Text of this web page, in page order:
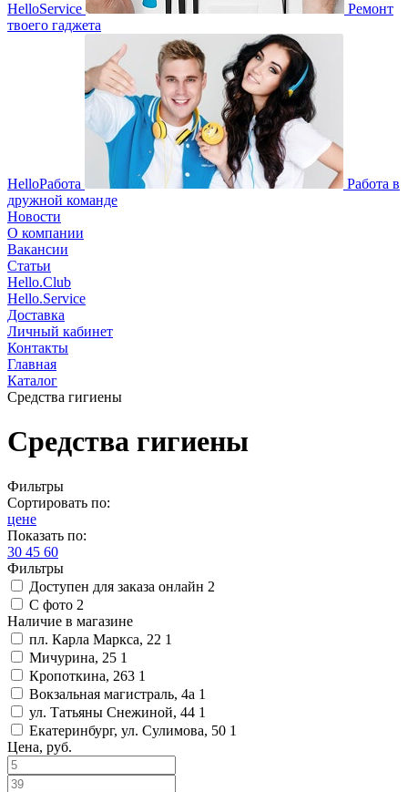
HelloService
Ремонт
твоего гаджета
HelloРабота
Работа в
дружной команде
Новости
О компании
Вакансии
Статьи
Hello.Club
Hello.Service
Доставка
Личный кабинет
Контакты
Главная
Каталог
Средства гигиены
Средства гигиены
Фильтры
Сортировать по:
цене
Показать по:
30 45 60
Фильтры
Доступен для заказа онлайн 2
С фото 2
Наличие в магазине
пл. Карла Маркса, 22 1
Мичурина, 25 1
Кропоткина, 263 1
Вокзальная магистраль, 4а 1
ул. Татьяны Снежиной, 44 1
Екатеринбург, ул. Сулимова, 50 1
Цена, руб.